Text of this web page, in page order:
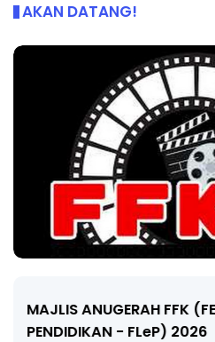
AKAN DATANG!
MAJLIS ANUGERAH FFK
PENDIDIKAN - FLeP) 2026